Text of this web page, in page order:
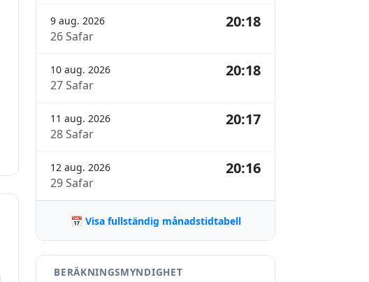
9 aug. 2026
26 Safar
20:18
10 aug. 2026
27 Safar
20:18
11 aug. 2026
28 Safar
20:17
12 aug. 2026
29 Safar
20:16
📅 Visa fullständig månadstidtabell
BERÄKNINGSMYNDIGHET